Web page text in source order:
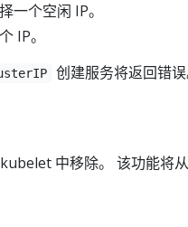
一个空闲 IP。
IP。
创建服务将返回错
中移除。 该功能将从